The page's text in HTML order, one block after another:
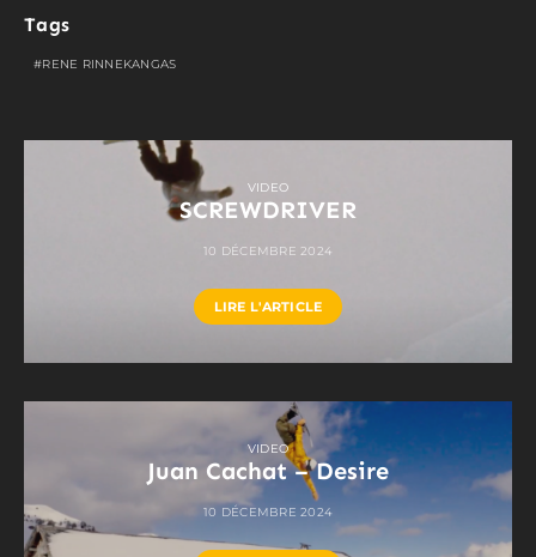
Tags
RENE RINNEKANGAS
VIDEO
SCREWDRIVER
10 DÉCEMBRE 2024
LIRE L'ARTICLE
VIDEO
Juan Cachat – Desire
10 DÉCEMBRE 2024